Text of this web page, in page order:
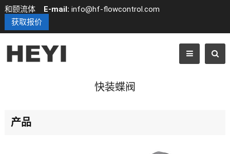
和颐流体 E-mail: info@hf-flowcontrol.com
获取报价
快装蝶阀
产品